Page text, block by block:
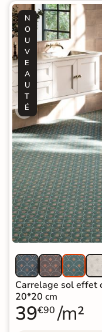
N
O
U
V
E
A
U
T
É
Carrelage sol effet
20*20 cm
39€90 /m²